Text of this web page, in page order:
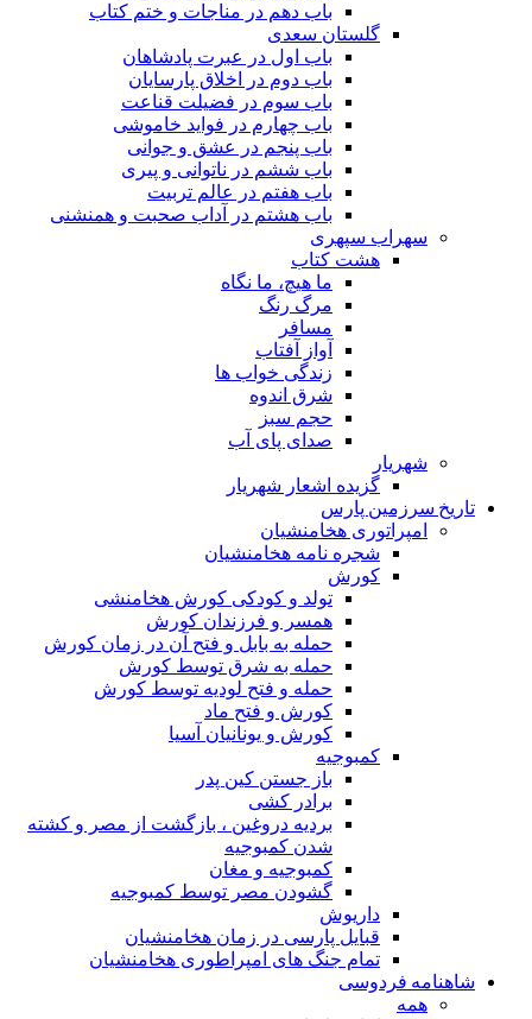
باب دهم در مناجات و ختم کتاب
گلستان سعدی
باب اول در عبرت پادشاهان
باب دوم در اخلاق پارسایان
باب سوم در فضیلت قناعت
باب چهارم در فواید خاموشى
باب پنجم در عشق و جوانى
باب ششم در ناتوانى و پیرى
باب هفتم در عالم تربیت
باب هشتم در آداب صحبت و همنشنى
سهراب سپهری
هشت کتاب
ما هیچ، ما نگاه
مرگ رنگ
مسافر
آواز آفتاب
زندگی خواب ها
شرق اندوه
حجم سبز
صدای پای آب
شهریار
گزیده اشعار شهریار
تاریخ سرزمین پارس
امپراتوری هخامنشیان
شجره نامه هخامنشیان
کورش
تولد و کودکی کورش هخامنشی
همسر و فرزندان کورش
حمله به بابل و فتح آن در زمان کورش
حمله به شرق توسط کورش
حمله و فتح لودیه توسط کورش
کورش و فتح ماد
کورش و یونانیان آسیا
کمبوجیه
باز جستن کین پدر
برادر کشی
بردیه دروغین ، بازگشت از مصر و کشته
شدن کمبوجیه
کمبوجیه و مغان
گشودن مصر توسط کمبوجیه
داریوش
قبایل پارسی در زمان هخامنشیان
تمام جنگ های امپراطوری هخامنشیان
شاهنامه فردوسی
همه